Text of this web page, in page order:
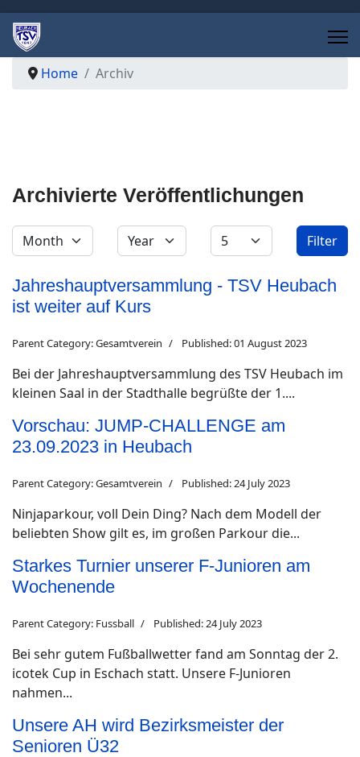
Home Archiv
Archivierte Veröffentlichungen
Filters
Month Year Display # Filter
Jahreshauptversammlung - TSV Heubach
ist weiter auf Kurs
Parent Category:Gesamtverein Published: 01 August 2023
Bei der Jahreshauptversammlung des TSV Heubach im
kleinen Saal in der Stadthalle begrüßte der 1....
Vorschau: JUMP-CHALLENGE am
23.09.2023 in Heubach
Parent Category:Gesamtverein Published: 24 July 2023
Ninjaparkour, voll Dein Ding? Nach dem Modell der
beliebten Show gilt es, im großen Parkour die...
Starkes Turnier unserer F-Junioren am
Wochenende
Parent Category: Fussball Published: 24 July 2023
Bei sehr gutem Fußballwetter fand am Sonntag der 2.
icotek Cup in Eschach statt. Unsere F-Junioren
nahmen...
Unsere AH wird Bezirksmeister der
Senioren Ü32